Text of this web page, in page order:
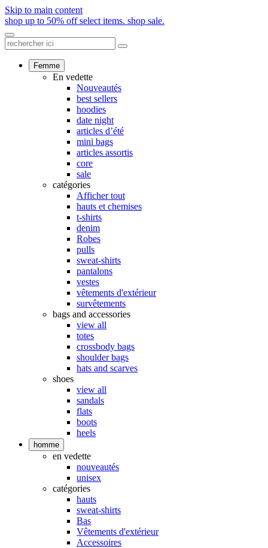
Skip to main content
shop up to 50% off select items. shop sale.
Femme
En vedette
Nouveautés
best sellers
hoodies
date night
articles d’été
mini bags
articles assortis
core
sale
catégories
Afficher tout
hauts et chemises
t-shirts
denim
Robes
pulls
sweat-shirts
pantalons
vestes
vêtements d'extérieur
survêtements
bags and accessories
view all
totes
crossbody bags
shoulder bags
hats and scarves
shoes
view all
sandals
flats
boots
heels
homme
en vedette
nouveautés
unisex
catégories
hauts
sweat-shirts
Bas
Vêtements d'extérieur
Accessoires